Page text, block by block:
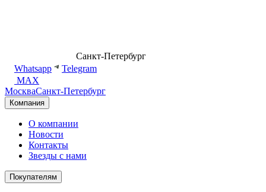
Санкт-Петербург
Whatsapp
Telegram
MAX
МоскваСанкт-Петербург
Компания
О компании
Новости
Контакты
Звезды с нами
Покупателям